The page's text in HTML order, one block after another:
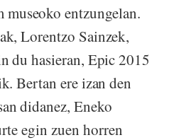
entzungelan.
Lorentzo Sainzek,
du hasieran, Epic 2015
Bertan ere izan den
didanez, Eneko
egin zuen horren